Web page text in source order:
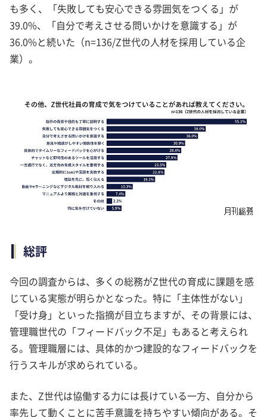
も多く、「失敗しても安心できる雰囲気をつくる」が
39.0%、「自分で考えさせる問いかけを意識する」が
36.0%と続いた（n=136/Z世代の人材を採用している企
業）。
総評
今回の調査からは、多くの総務がZ世代の育成に課題を感
じている実態が明らかとなった。特に「主体性がない」
「受け身」といった指摘が目立ちますが、その背景には、
管理職世代の「フィードバック不足」もあると考えられ
る。管理職層には、具体的かつ建設的なフィードバックを
行うスキルが求められている。
また、Z世代は協働する力には長けている一方、自分から
率先して動くことに苦手意識を持ちやすい傾向がある。そ